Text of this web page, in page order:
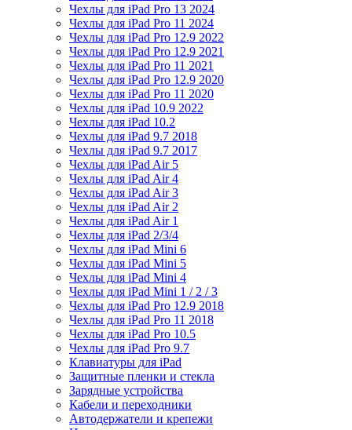
Чехлы для iPad Pro 13 2024
Чехлы для iPad Pro 11 2024
Чехлы для iPad Pro 12.9 2022
Чехлы для iPad Pro 12.9 2021
Чехлы для iPad Pro 11 2021
Чехлы для iPad Pro 12.9 2020
Чехлы для iPad Pro 11 2020
Чехлы для iPad 10.9 2022
Чехлы для iPad 10.2
Чехлы для iPad 9.7 2018
Чехлы для iPad 9.7 2017
Чехлы для iPad Air 5
Чехлы для iPad Air 4
Чехлы для iPad Air 3
Чехлы для iPad Air 2
Чехлы для iPad Air 1
Чехлы для iPad 2/3/4
Чехлы для iPad Mini 6
Чехлы для iPad Mini 5
Чехлы для iPad Mini 4
Чехлы для iPad Mini 1 / 2 / 3
Чехлы для iPad Pro 12.9 2018
Чехлы для iPad Pro 11 2018
Чехлы для iPad Pro 10.5
Чехлы для iPad Pro 9.7
Клавиатуры для iPad
Защитные пленки и стекла
Зарядные устройства
Кабели и переходники
Автодержатели и крепежи